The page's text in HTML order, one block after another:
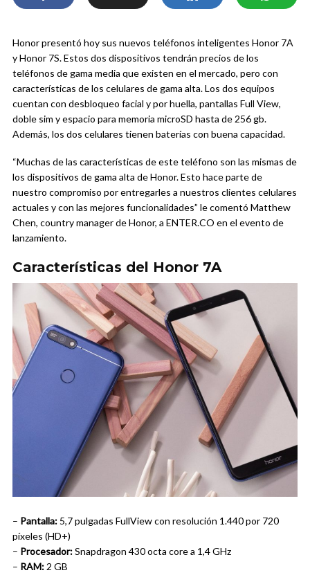
Honor presentó hoy sus nuevos teléfonos inteligentes Honor 7A
y Honor 7S. Estos dos dispositivos tendrán precios de los
teléfonos de gama media que existen en el mercado, pero con
características de los celulares de gama alta. Los dos equipos
cuentan con desbloqueo facial y por huella, pantallas Full View,
doble sim y espacio para memoria microSD hasta de 256 gb.
Además, los dos celulares tienen baterías con buena capacidad.
“Muchas de las características de este teléfono son las mismas de
los dispositivos de gama alta de Honor. Esto hace parte de
nuestro compromiso por entregarles a nuestros clientes celulares
actuales y con las mejores funcionalidades” le comentó Matthew
Chen, country manager de Honor, a ENTER.CO en el evento de
lanzamiento.
Características del Honor 7A
– Pantalla: 5,7 pulgadas FullView con resolución 1.440 por 720
píxeles (HD+)
– Procesador:Snapdragon 430 octa core a 1,4 GHz
– RAM:2 GB